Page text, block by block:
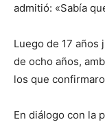
Luego de 17 años
de ocho años,
los que
En diálogo con la